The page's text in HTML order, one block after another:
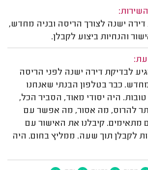
דירה ישנה לצורך הריסה ובניה מחדש,
והנחיות ביצוע לקבלן.
לבדיקת דירה ישנה לפני הריסה
מחדש. כבר בטלפון הבנתי שאנחנו
טובות. היה יסודי מאוד, הסביר הכל,
להרוס, מה אסור, מה אפשר עם
מתאימים. קיבלנו את האישור עם
לקבלן תוך שעה. ממליץ בחום. היה